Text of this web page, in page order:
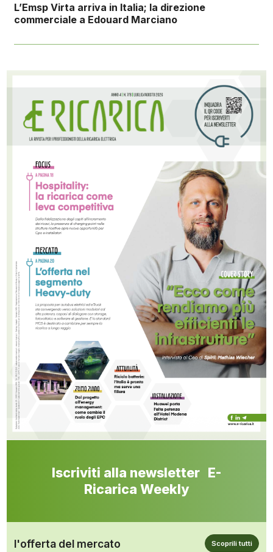
L’Emsp Virta arriva in Italia; la direzione
commerciale a Edouard Marciano
Iscriviti alla newsletter E-
Ricarica Weekly
l'offerta del mercato Scoprili tutti